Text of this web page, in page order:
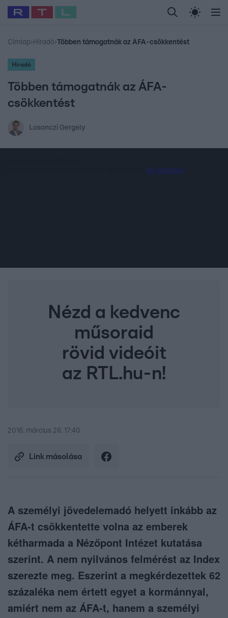
Legfrissebb RTL Híradó Randi Celeb vagyok,
Babits Marcella Most Wanted Gallusz
Címlap› Híradó›Többen támogatnák az ÁFA-csökkentést
Híradó
Többen támogatnák az ÁFA-
csökkentést
Losonczi Gergely
Nézd a kedvenc
műsoraid
rövid videóit
az RTL.hu-n!
2016. március 26. 17:40
Link másolása
A személyi jövedelemadó helyett inkább az
ÁFA-t csökkentette volna az emberek
kétharmada a Nézőpont Intézet kutatása
szerint. A nem nyilvános felmérést az Index
szerezte meg. Eszerint a megkérdezettek 62
százaléka nem értett egyet a kormánnyal,
amiért nem az ÁFA-t, hanem a személyi